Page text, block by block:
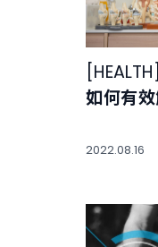
HEALTH
如何有
2022.08.16